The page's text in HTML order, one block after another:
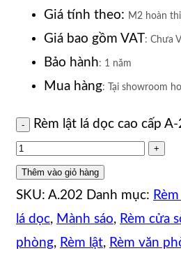
Giá tính theo: M2 hoàn
Giá bao gồm VAT : Chưa
Bảo hành: 1 năm
Mua hàng: Tại showroom
Rèm lật lá dọc cao cấp
Thêm vào giỏ hàng
SKU: A.202 Danh mục:
lá dọc, Mành sáo, Rèm cửa
phòng, Rèm lật, Rèm văn